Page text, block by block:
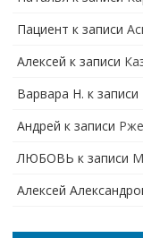
Пациент к записи
Алексей к записи
Варвара Н. к записи
Андрей к записи
ЛЮБОВЬ к записи
Алексей